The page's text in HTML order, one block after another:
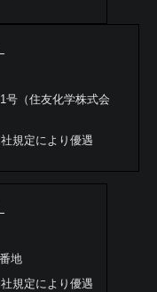
号（住友化学株式会
規定により優遇
地
規定により優遇